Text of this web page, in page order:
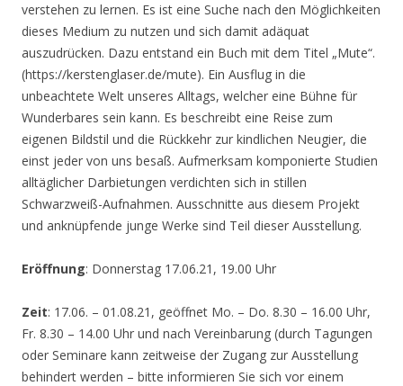
verstehen zu lernen. Es ist eine Suche nach den Möglichkeiten
dieses Medium zu nutzen und sich damit adäquat
auszudrücken. Dazu entstand ein Buch mit dem Titel „Mute“.
(https://kerstenglaser.de/mute). Ein Ausflug in die
unbeachtete Welt unseres Alltags, welcher eine Bühne für
Wunderbares sein kann. Es beschreibt eine Reise zum
eigenen Bildstil und die Rückkehr zur kindlichen Neugier, die
einst jeder von uns besaß. Aufmerksam komponierte Studien
alltäglicher Darbietungen verdichten sich in stillen
Schwarzweiß-Aufnahmen. Ausschnitte aus diesem Projekt
und anknüpfende junge Werke sind Teil dieser Ausstellung.
Eröffnung: Donnerstag 17.06.21, 19.00 Uhr
Zeit: 17.06. – 01.08.21, geöffnet Mo. – Do. 8.30 – 16.00 Uhr,
Fr. 8.30 – 14.00 Uhr und nach Vereinbarung (durch Tagungen
oder Seminare kann zeitweise der Zugang zur Ausstellung
behindert werden – bitte informieren Sie sich vor einem